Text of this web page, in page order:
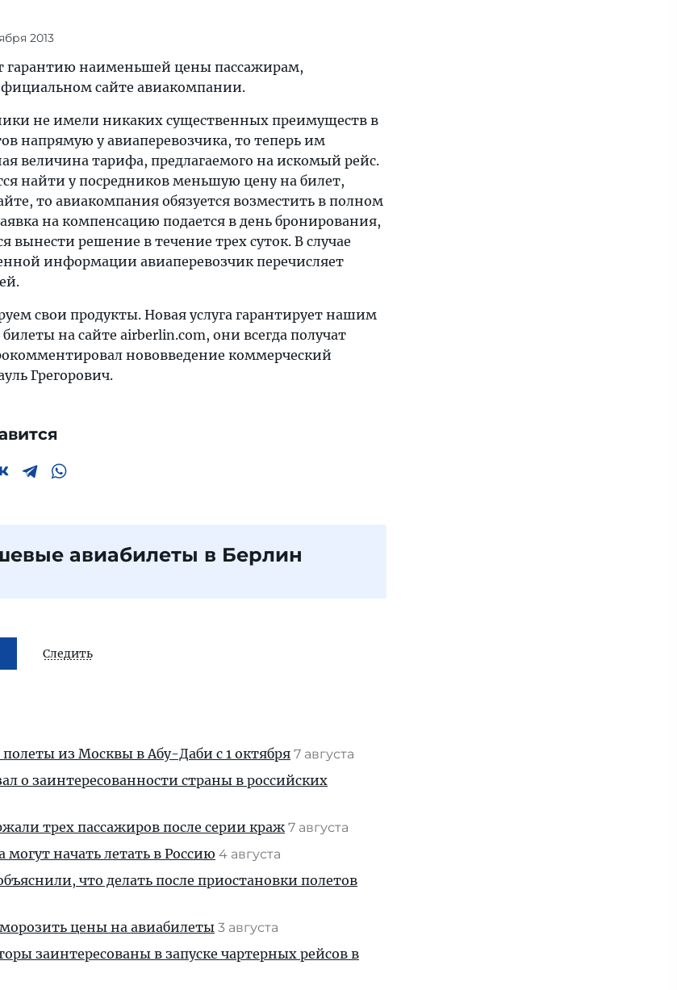
2013
гарантию наименьшей цены пассажирам,
сайте авиакомпании.
не имели никаких существенных преимуществ в
напрямую у авиаперевозчика, то теперь им
величина тарифа, предлагаемого на искомый рейс.
найти у посредников меньшую цену на билет,
то авиакомпания обязуется возместить в полном
на компенсацию подается в день бронирования,
вынести решение в течение трех суток. В случае
информации авиаперевозчик перечисляет
свои продукты. Новая услуга гарантирует нашим
на сайте airberlin.com, они всегда получат
нововведение коммерческий
Грегорович.
авиабилеты в Берлин
Следить
из Москвы в Абу-Даби с 1 октября 7 августа
о заинтересованности страны в российских
трех пассажиров после серии краж 7 августа
начать летать в Россию 4 августа
что делать после приостановки полетов
цены на авиабилеты 3 августа
заинтересованы в запуске чартерных рейсов в